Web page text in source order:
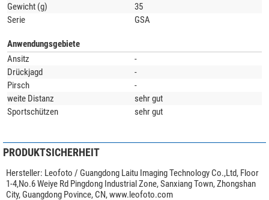
Gewicht (g)
35
Serie
GSA
Anwendungsgebiete
Ansitz
-
Drückjagd
-
Pirsch
-
weite Distanz
sehr gut
Sportschützen
sehr gut
PRODUKTSICHERHEIT
Hersteller: Leofoto / Guangdong Laitu Imaging Technology Co.,Ltd, Floor
1-4,No.6 Weiye Rd Pingdong Industrial Zone, Sanxiang Town, Zhongshan
City, Guangdong Povince, CN, www.leofoto.com